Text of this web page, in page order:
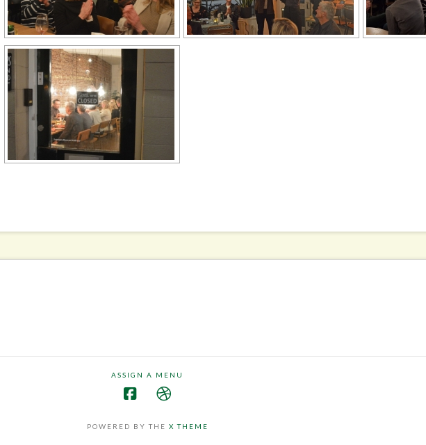
ASSIGN A MENU
POWERED BY THE X THEME